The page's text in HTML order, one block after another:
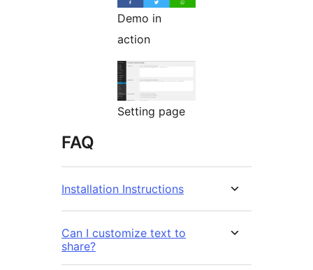
Demo in
action
Setting page
FAQ
Installation Instructions
Can I customize text to
share?